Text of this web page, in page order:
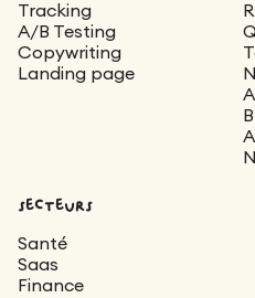
Tracking
A/B Testing
Copywriting
Landing page
secteurs
Santé
Saas
Finance